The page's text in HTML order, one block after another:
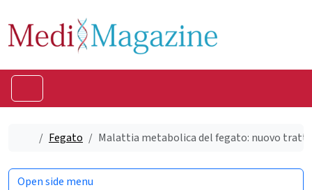
HomeFegato Malattia metabolica del fegato: nuovo
Open side menu